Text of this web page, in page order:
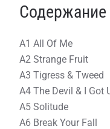
Содержание
A1 All Of Me
A2 Strange Fruit
A3 Tigress & Tweed
A4 The Devil & I Got
A5 Solitude
A6 Break Your Fall